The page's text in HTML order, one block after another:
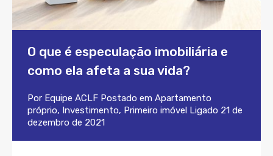
O que é especulação imobiliária e
como ela afeta a sua vida?
Por Equipe ACLF Postado em Apartamento
próprio, Investimento, Primeiro imóvel Ligado 21 de
dezembro de 2021